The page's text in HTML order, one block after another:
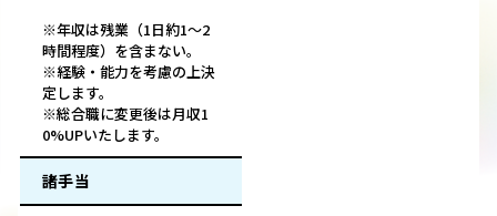
※年収は残業（1日約1〜2
時間程度）を含まない。
※経験・能力を考慮の上決
定します。
※総合職に変更後は月収1
0%UPいたします。
諸手当